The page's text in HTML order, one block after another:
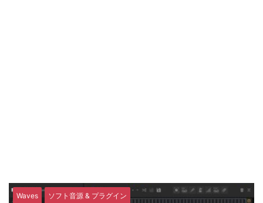
Waves ソフト音源 & プラグイン